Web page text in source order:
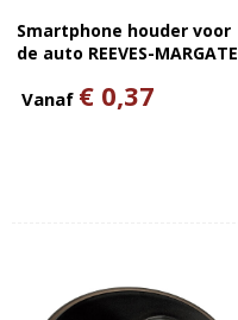
Smartphone houder voor
de auto REEVES-MARGATE
Vanaf € 0,37